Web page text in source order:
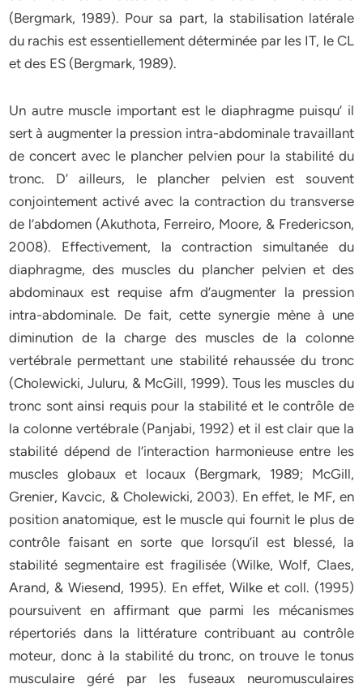
(Bergmark, 1989). Pour sa part, la stabilisation latérale
du rachis est essentiellement déterminée par les IT, le CL
et des ES (Bergmark, 1989).
Un autre muscle important est le diaphragme puisqu’ il
sert à augmenter la pression intra-abdominale travaillant
de concert avec le plancher pelvien pour la stabilité du
tronc. D’ ailleurs, le plancher pelvien est souvent
conjointement activé avec la contraction du transverse
de l’abdomen (Akuthota, Ferreiro, Moore, & Fredericson,
2008). Effectivement, la contraction simultanée du
diaphragme, des muscles du plancher pelvien et des
abdominaux est requise afm d’augmenter la pression
intra-abdominale. De fait, cette synergie mène à une
diminution de la charge des muscles de la colonne
vertébrale permettant une stabilité rehaussée du tronc
(Cholewicki, Juluru, & McGill, 1999). Tous les muscles du
tronc sont ainsi requis pour la stabilité et le contrôle de
la colonne vertébrale (Panjabi, 1992) et il est clair que la
stabilité dépend de l’interaction harmonieuse entre les
muscles globaux et locaux (Bergmark, 1989; McGill,
Grenier, Kavcic, & Cholewicki, 2003). En effet, le MF, en
position anatomique, est le muscle qui fournit le plus de
contrôle faisant en sorte que lorsqu’il est blessé, la
stabilité segmentaire est fragilisée (Wilke, Wolf, Claes,
Arand, & Wiesend, 1995). En effet, Wilke et coll. (1995)
poursuivent en affirmant que parmi les mécanismes
répertoriés dans la littérature contribuant au contrôle
moteur, donc à la stabilité du tronc, on trouve le tonus
musculaire géré par les fuseaux neuromusculaires